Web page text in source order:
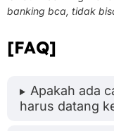
banking bca, tidak
[FAQ]
Apakah ada
harus datang